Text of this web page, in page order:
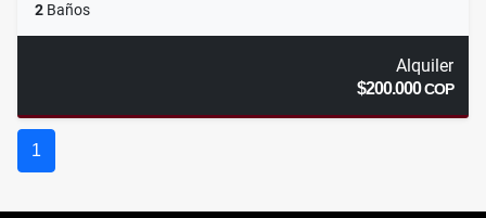
2 Baños
Alquiler
$200.000COP
1